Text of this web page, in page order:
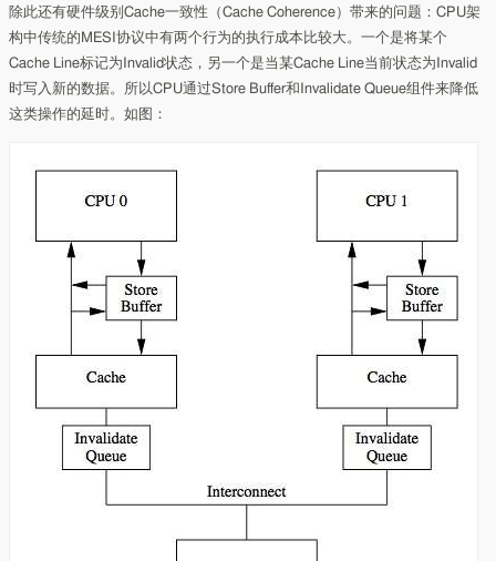
除此还有硬件级别Cache一致性（Cache Coherence）带来的问题：CPU架
构中传统的MESI协议中有两个行为的执行成本比较大。一个是将某个
Cache Line标记为Invalid状态，另一个是当某Cache Line当前状态为Invalid
时写入新的数据。所以CPU通过Store Buffer和Invalidate Queue组件来降低
这类操作的延时。如图：